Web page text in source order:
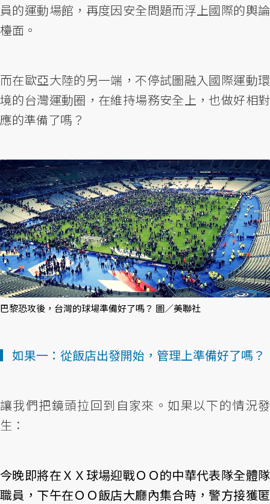
員的運動場館，再度因安全問題而浮上國際的輿論
檯面。
而在歐亞大陸的另一端，不停試圖融入國際運動環
境的台灣運動圈，在維持場務安全上，也做好相對
應的準備了嗎？
巴黎恐攻後，台灣的球場準備好了嗎？ 圖／美聯社
▎如果一：從飯店出發開始，管理上準備好了嗎？
讓我們把鏡頭拉回到自家來。如果以下的情況發
生：
今晚即將在ＸＸ球場迎戰ＯＯ的中華代表隊全體隊
職員，下午在ＯＯ飯店大廳內集合時，警方接獲匿